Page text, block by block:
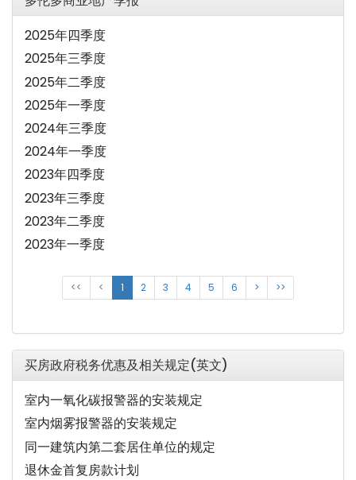
2025年四季度
2025年三季度
2025年二季度
2025年一季度
2024年三季度
2024年一季度
2023年四季度
2023年三季度
2023年二季度
2023年一季度
<< < 1 2 3 4 5 6 > >>
买房政府税务优惠及相关规定(英文)
室内一氧化碳报警器的安装规定
室内烟雾报警器的安装规定
同一建筑内第二套居住单位的规定
退休金首复房款计划